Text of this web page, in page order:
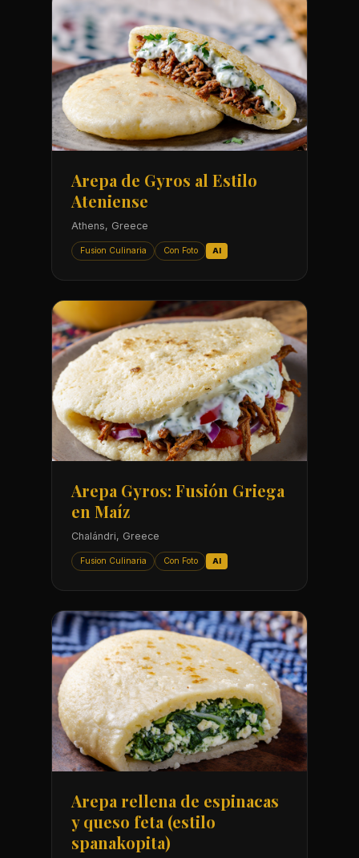
Arepa de Gyros al Estilo
Ateniense
Athens, Greece
Fusion Culinaria Con Foto AI
Arepa Gyros: Fusión Griega
en Maíz
Chalándri, Greece
Fusion Culinaria Con Foto AI
Arepa rellena de espinacas
y queso feta (estilo
spanakopita)